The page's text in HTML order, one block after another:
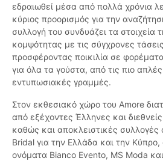
εδραιωθεί μέσα από πολλά χρόνια
κύριος προορισμός για την
συλλογή του συνδυάζει τα στοιχεία
κομψότητας με τις σύγχρονες
προσφέροντας ποικιλία σε
για όλα τα γούστα, από τις πιο απλές
εντυπωσιακές γραμμές.
Στον εκθεσιακό χώρο του Amore
από εξέχοντες Έλληνες και
καθώς και αποκλειστικές
Bridal για την Ελλάδα και την Κύπρο,
ονόματα Bianco Evento, MS Moda